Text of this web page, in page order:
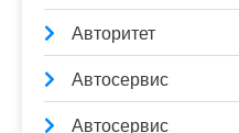
Авторитет
Автосервис
Автосервис